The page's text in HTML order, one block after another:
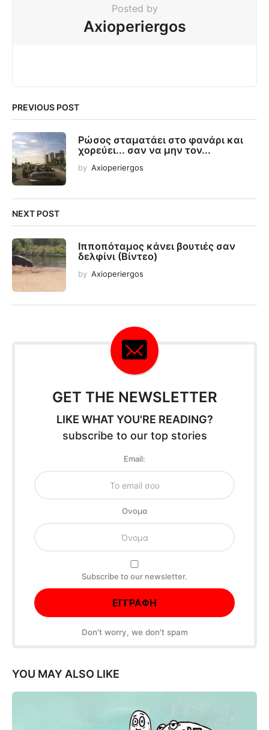
Posted by
Axioperiergos
PREVIOUS POST
Ρώσος σταματάει στο φανάρι και
χορεύει... σαν να μην τον...
by Axioperiergos
NEXT POST
Ιπποπόταμος κάνει βουτιές σαν
δελφίνι (Βίντεο)
by Axioperiergos
GET THE NEWSLETTER
LIKE WHAT YOU'RE READING?
subscribe to our top stories
Email:
Oνομα
Subscribe to our newsletter.
Don't worry, we don't spam
YOU MAY ALSO LIKE